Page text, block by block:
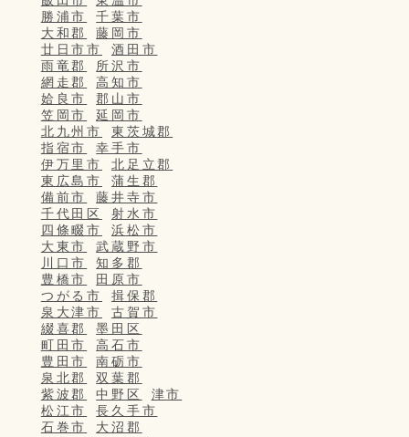
勝浦市
千葉市
大和郡
藤岡市
廿日市市
酒田市
雨竜郡
所沢市
網走郡
高知市
姶良市
郡山市
笠岡市
延岡市
北九州市
東茨城郡
指宿市
幸手市
伊万里市
北足立郡
東広島市
蒲生郡
備前市
藤井寺市
千代田区
射水市
四條畷市
浜松市
大東市
武蔵野市
川口市
知多郡
豊橋市
田原市
つがる市
揖保郡
泉大津市
古賀市
綴喜郡
墨田区
町田市
高石市
豊田市
南砺市
泉北郡
双葉郡
紫波郡
中野区
津市
松江市
長久手市
石巻市
大沼郡